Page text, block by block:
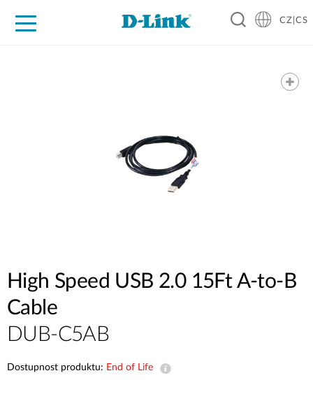
CZ|CS
High Speed USB 2.0 15Ft A-to-B
Cable
DUB-C5AB
Dostupnost produktu: End of Life